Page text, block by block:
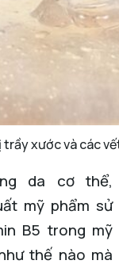
xước và các
da cơ thể,
mỹ phẩm sử
B5 trong mỹ
thế nào mà